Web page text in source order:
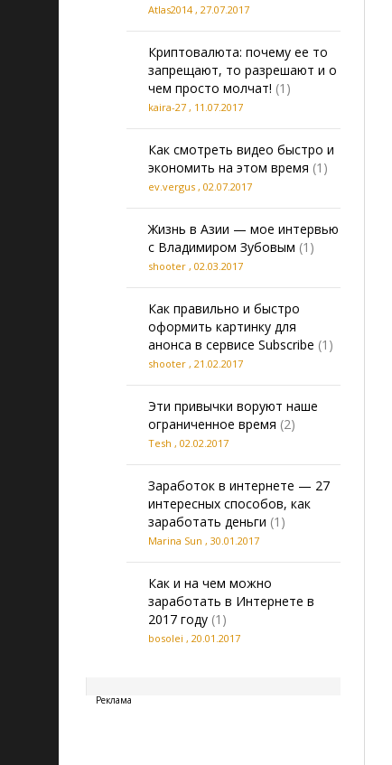
Atlas2014, 27.07.2017
Криптовалюта: почему ее то
запрещают, то разрешают и о
чем просто молчат! (1)
kaira-27 , 11.07.2017
Как смотреть видео быстро и
экономить на этом время (1)
ev.vergus , 02.07.2017
Жизнь в Азии — мое интервью
с Владимиром Зубовым (1)
shooter , 02.03.2017
Как правильно и быстро
оформить картинку для
анонса в сервисе Subscribe (1)
shooter , 21.02.2017
Эти привычки воруют наше
ограниченное время (2)
Tesh , 02.02.2017
Заработок в интернете — 27
интересных способов, как
заработать деньги (1)
Marina Sun , 30.01.2017
Как и на чем можно
заработать в Интернете в
2017 году (1)
bosolei , 20.01.2017
Реклама